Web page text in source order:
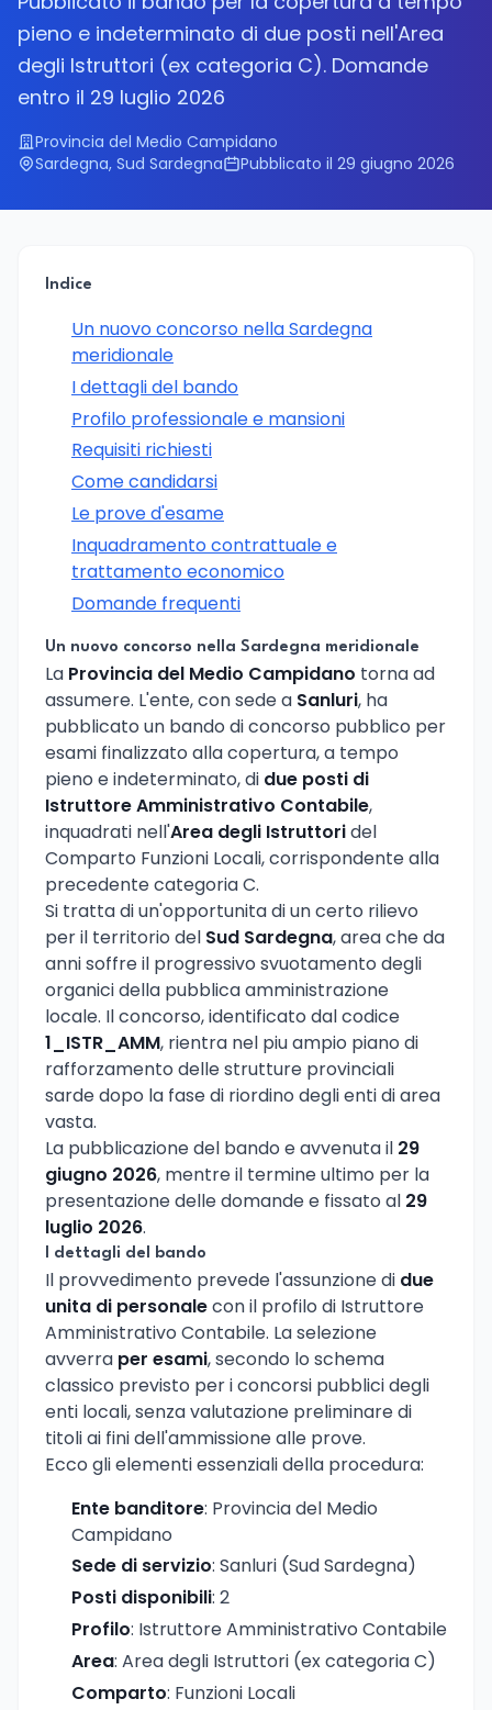
pieno e indeterminato di due posti nell'Area
degli Istruttori (ex categoria C). Domande
entro il 29 luglio 2026
Provincia del Medio Campidano
Sardegna, Sud Sardegna
Pubblicato il 29 giugno 2026
Indice
Un nuovo concorso nella Sardegna
meridionale
I dettagli del bando
Profilo professionale e mansioni
Requisiti richiesti
Come candidarsi
Le prove d'esame
Inquadramento contrattuale e
trattamento economico
Domande frequenti
Un nuovo concorso nella Sardegna meridionale
La Provincia del Medio Campidano torna ad
assumere. L'ente, con sede a Sanluri, ha
pubblicato un bando di concorso pubblico per
esami finalizzato alla copertura, a tempo
pieno e indeterminato, di due posti di
Istruttore Amministrativo Contabile,
inquadrati nell'Area degli Istruttoridel
Comparto Funzioni Locali, corrispondente alla
precedente categoria C.
Si tratta di un'opportunita di un certo rilievo
per il territorio del Sud Sardegna, area che da
anni soffre il progressivo svuotamento degli
organici della pubblica amministrazione
locale. Il concorso, identificato dal codice
1_ISTR_AMM, rientra nel piu ampio piano di
rafforzamento delle strutture provinciali
sarde dopo la fase di riordino degli enti di area
vasta.
La pubblicazione del bando e avvenuta il 29
giugno 2026, mentre il termine ultimo per la
presentazione delle domande e fissato al 29
luglio 2026.
I dettagli del bando
Il provvedimento prevede l'assunzione di due
unita di personalecon il profilo di Istruttore
Amministrativo Contabile. La selezione
avverra per esami, secondo lo schema
classico previsto per i concorsi pubblici degli
enti locali, senza valutazione preliminare di
titoli ai fini dell'ammissione alle prove.
Ecco gli elementi essenziali della procedura:
Ente banditore: Provincia del Medio
Campidano
Sede di servizio: Sanluri (Sud Sardegna)
Posti disponibili: 2
Profilo: Istruttore Amministrativo Contabile
Area: Area degli Istruttori (ex categoria C)
Comparto: Funzioni Locali